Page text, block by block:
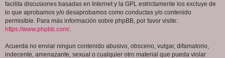
facilita discusiones basadas en Internet y la GPL estrictamente los excluye de
lo que aprobamos y/o desaprobamos como conductas y/o contenido
permisible. Para más información sobre phpBB, por favor visite:
https://www.phpbb.com/.
Acuerda no enviar ningun contenido abusivo, obsceno, vulgar, difamatorio,
indecente, amenazante, sexual o cualquier otro material que pueda violar